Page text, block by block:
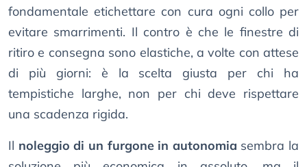
fondamentale etichettare con cura ogni collo per
evitare smarrimenti. Il contro è che le finestre di
ritiro e consegna sono elastiche, a volte con attese
di più giorni: è la scelta giusta per chi ha
tempistiche larghe, non per chi deve rispettare
una scadenza rigida.
Il noleggio di un furgone in autonomia sembra la